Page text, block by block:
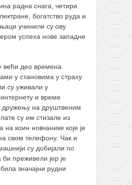
радна снага, четири
богатство руда и
учинили су ову
успеха нове западне
већи део времена
у становима у страху
су уживали у
и време
дружењу на друштвеним
су им стизале из
на коин новчанике које је
свом телефону. Чак и
су добијали по
би преживели јер је
значајни рудни